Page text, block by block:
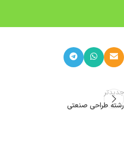
جدیدتر
رشته طراحی صنعتی